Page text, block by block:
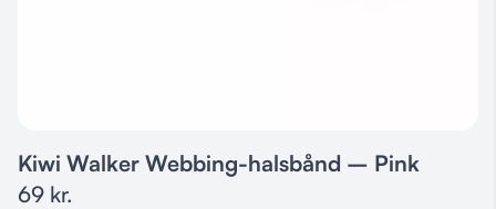
Kiwi Walker Webbing-halsbånd – Pink
69 kr.